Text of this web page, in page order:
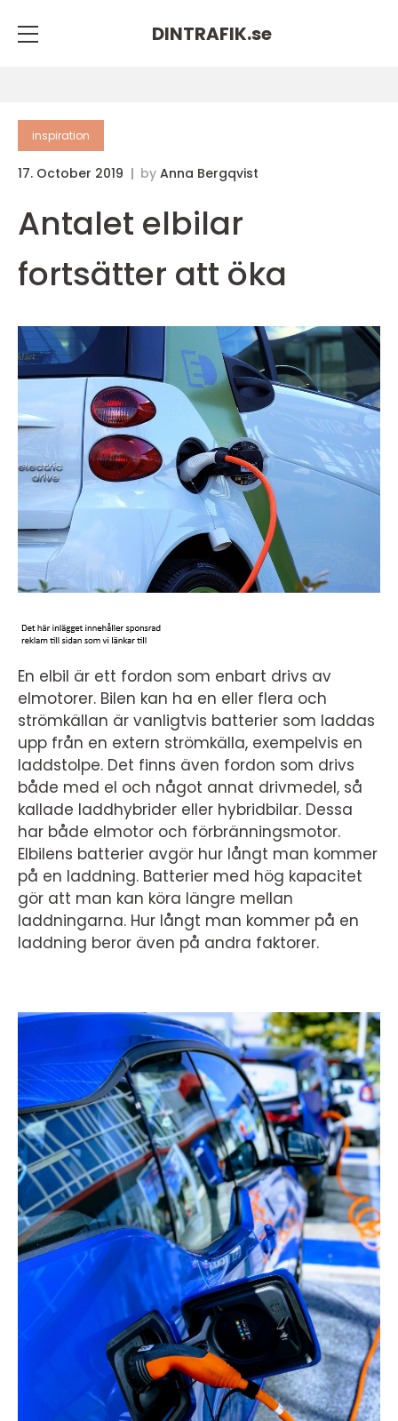
DINTRAFIK.se
inspiration
17. October 2019 by Anna Bergqvist
Antalet elbilar
fortsätter att öka
En elbil är ett fordon som enbart drivs av
elmotorer. Bilen kan ha en eller flera och
strömkällan är vanligtvis batterier som laddas
upp från en extern strömkälla, exempelvis en
laddstolpe. Det finns även fordon som drivs
både med el och något annat drivmedel, så
kallade laddhybrider eller hybridbilar. Dessa
har både elmotor och förbränningsmotor.
Elbilens batterier avgör hur långt man kommer
på en laddning. Batterier med hög kapacitet
gör att man kan köra längre mellan
laddningarna. Hur långt man kommer på en
laddning beror även på andra faktorer.